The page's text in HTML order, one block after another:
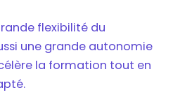
flexibilité du
une grande autonomie
la formation tout en